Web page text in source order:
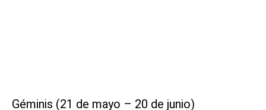
Géminis (21 de mayo – 20 de junio)